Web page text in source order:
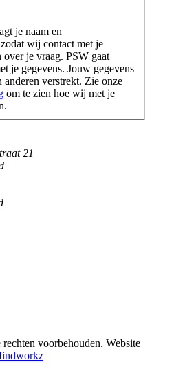
je naam en
wij contact met je
over je vraag. PSW gaat
je gegevens. Jouw gegevens
anderen verstrekt. Zie onze
om te zien hoe wij met je
21
voorbehouden. Website